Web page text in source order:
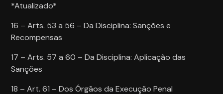
*Atualizado*
16 – Arts. 53 a 56 – Da Disciplina: Sanções e
Recompensas
17 – Arts. 57 a 60 – Da Disciplina: Aplicação das
Sanções
18 – Art. 61 – Dos Órgãos da Execução Penal